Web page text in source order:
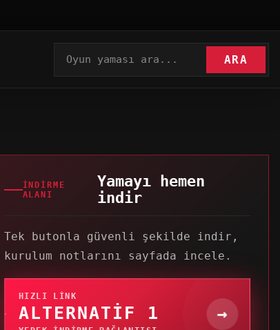
ARA
İNDIRME
ALANI
Yamayı hemen
indir
Tek butonla güvenli şekilde indir,
kurulum notlarını sayfada incele.
HIZLI LINK
ALTERNATIF 1 →